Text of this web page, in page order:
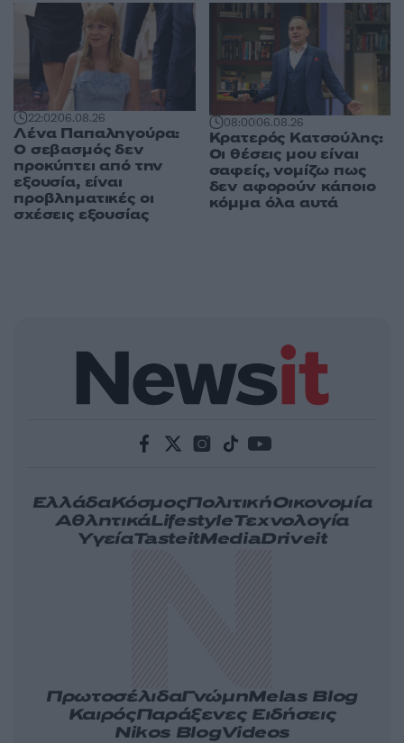
22:0206.08.26
Λένα Παπαληγούρα:
Ο σεβασμός δεν
προκύπτει από την
εξουσία, είναι
προβληματικές οι
σχέσεις εξουσίας
08:0006.08.26
Κρατερός Κατσούλης:
Οι θέσεις μου είναι
σαφείς, νομίζω πως
δεν αφορούν κάποιο
κόμμα όλα αυτά
ΕλλάδαΚόσμοςΠολιτικήΟικονομία
ΑθλητικάLifestyleΤεχνολογία
ΥγείαTasteitMediaDriveit
ΠρωτοσέλιδαΓνώμηMelas Blog
ΚαιρόςΠαράξενες Ειδήσεις
Nikos BlogVideos